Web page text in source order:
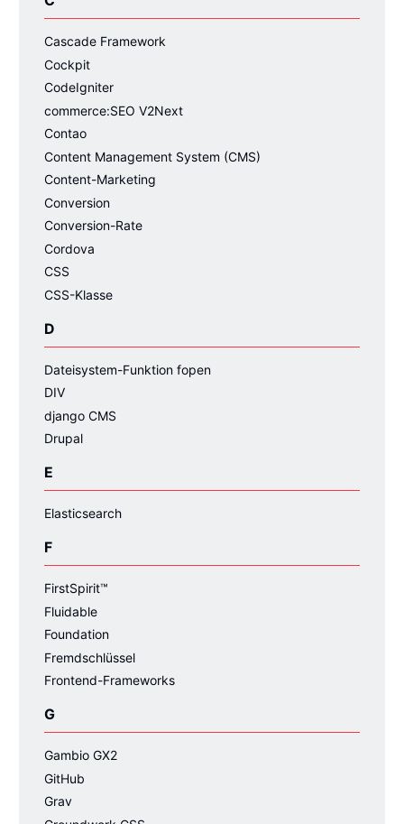
Cascade Framework
Cockpit
CodeIgniter
commerce:SEO V2Next
Contao
Content Management System (CMS)
Content-Marketing
Conversion
Conversion-Rate
Cordova
CSS
CSS-Klasse
D
Dateisystem-Funktion fopen
DIV
django CMS
Drupal
E
Elasticsearch
F
FirstSpirit™
Fluidable
Foundation
Fremdschlüssel
Frontend-Frameworks
G
Gambio GX2
GitHub
Grav